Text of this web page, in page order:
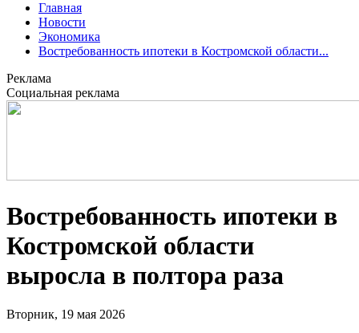
Главная
Новости
Экономика
Востребованность ипотеки в Костромской области...
Реклама
Социальная реклама
Востребованность ипотеки в
Костромской области
выросла в полтора раза
Вторник, 19 мая 2026